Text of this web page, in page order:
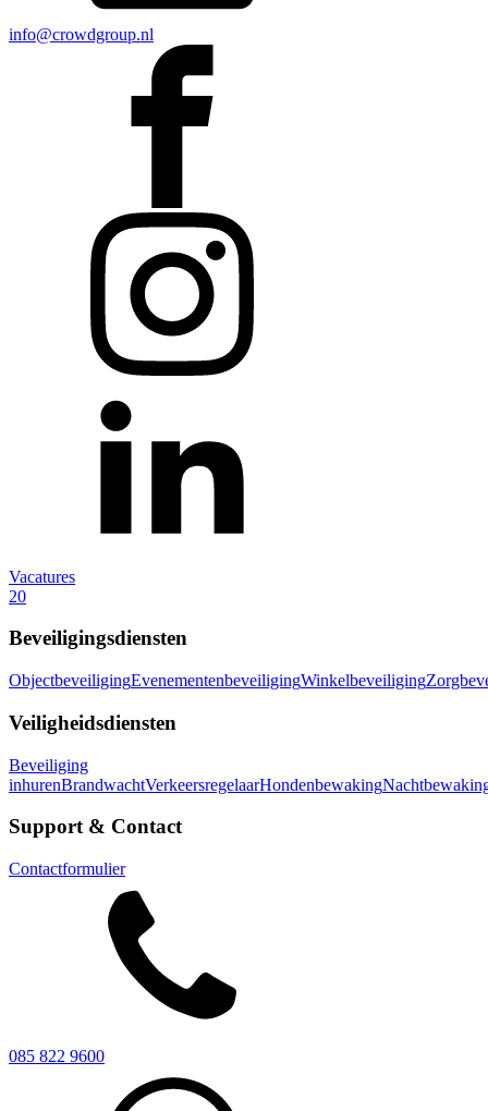
info@crowdgroup.nl
Vacatures
20
Beveiligingsdiensten
ObjectbeveiligingEvenementenbeveiligingWinkelbeveiliging
Veiligheidsdiensten
Beveiliging
inhurenBrandwachtVerkeersregelaarHondenbewaking
Support & Contact
Contactformulier
085 822 9600